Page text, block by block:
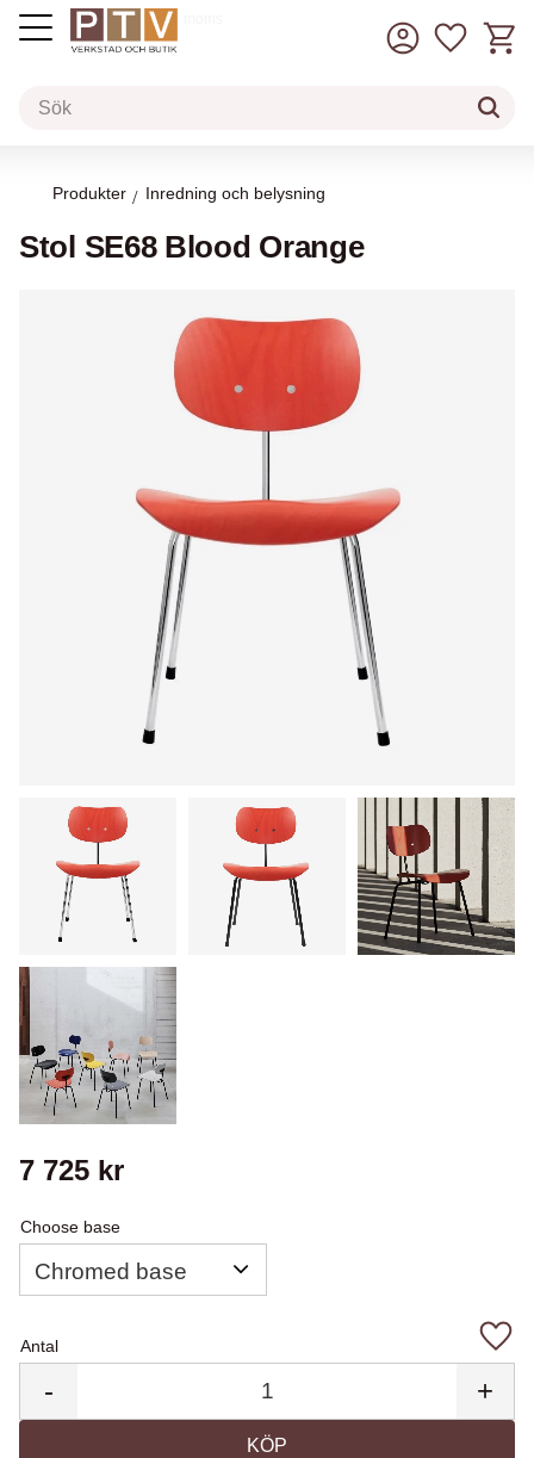
inkl. moms
Produkter Inredning och belysning
Stol SE68 Blood Orange
7 725 kr
Choose base
Antal
+
-
KÖP